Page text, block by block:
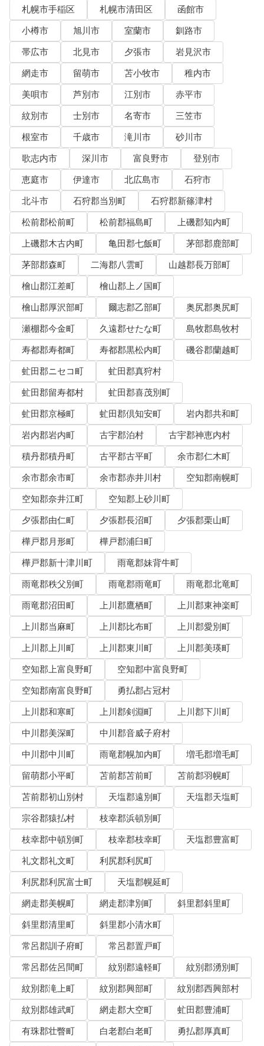
札幌市手稲区 札幌市清田区
函館市
小樽市
旭川市 室蘭市
釧路市
帯広市
北見市 夕張市
岩見沢市
網走市
留萌市 苫小牧市
稚内市
美唄市
芦別市 江別市
赤平市
紋別市
士別市 名寄市
三笠市
根室市
千歳市 滝川市
砂川市
歌志内市
深川市 富良野市
登別市
恵庭市
伊達市 北広島市
石狩市
北斗市
石狩郡当別町
石狩郡新篠津村
松前郡松前町
松前郡福島町
上磯郡知内町
上磯郡木古内町
亀田郡七飯町
茅部郡鹿部町
茅部郡森町
二海郡八雲町
山越郡長万部町
檜山郡江差町
檜山郡上ノ国町
檜山郡厚沢部町
爾志郡乙部町
奥尻郡奥尻町
瀬棚郡今金町
久遠郡せたな町
島牧郡島牧村
寿都郡寿都町
寿都郡黒松内町
磯谷郡蘭越町
虻田郡ニセコ町
虻田郡真狩村
虻田郡留寿都村
虻田郡喜茂別町
虻田郡京極町
虻田郡倶知安町
岩内郡共和町
岩内郡岩内町
古宇郡泊村
古宇郡神恵内村
積丹郡積丹町
古平郡古平町
余市郡仁木町
余市郡余市町
余市郡赤井川村
空知郡南幌町
空知郡奈井江町
空知郡上砂川町
夕張郡由仁町
夕張郡長沼町
夕張郡栗山町
樺戸郡月形町
樺戸郡浦臼町
樺戸郡新十津川町
雨竜郡妹背牛町
雨竜郡秩父別町
雨竜郡雨竜町
雨竜郡北竜町
雨竜郡沼田町
上川郡鷹栖町
上川郡東神楽町
上川郡当麻町
上川郡比布町
上川郡愛別町
上川郡上川町
上川郡東川町
上川郡美瑛町
空知郡上富良野町
空知郡中富良野町
空知郡南富良野町
勇払郡占冠村
上川郡和寒町
上川郡剣淵町
上川郡下川町
中川郡美深町
中川郡音威子府村
中川郡中川町
雨竜郡幌加内町
増毛郡増毛町
留萌郡小平町
苫前郡苫前町
苫前郡羽幌町
苫前郡初山別村
天塩郡遠別町
天塩郡天塩町
宗谷郡猿払村
枝幸郡浜頓別町
枝幸郡中頓別町
枝幸郡枝幸町
天塩郡豊富町
礼文郡礼文町
利尻郡利尻町
利尻郡利尻富士町
天塩郡幌延町
網走郡美幌町
網走郡津別町
斜里郡斜里町
斜里郡清里町
斜里郡小清水町
常呂郡訓子府町
常呂郡置戸町
常呂郡佐呂間町
紋別郡遠軽町
紋別郡湧別町
紋別郡滝上町
紋別郡興部町
紋別郡西興部村
紋別郡雄武町
網走郡大空町
虻田郡豊浦町
有珠郡壮瞥町
白老郡白老町
勇払郡厚真町